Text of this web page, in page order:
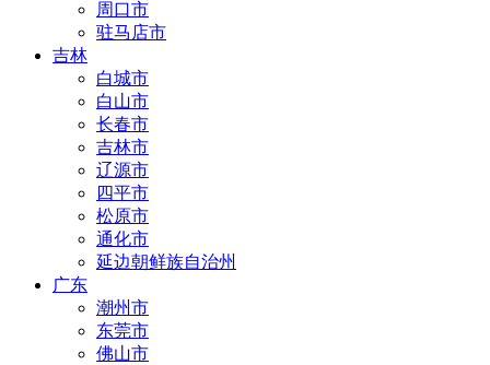
周口市
驻马店市
吉林
白城市
白山市
长春市
吉林市
辽源市
四平市
松原市
通化市
延边朝鲜族自治州
广东
潮州市
东莞市
佛山市